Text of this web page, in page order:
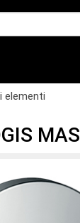
elementi